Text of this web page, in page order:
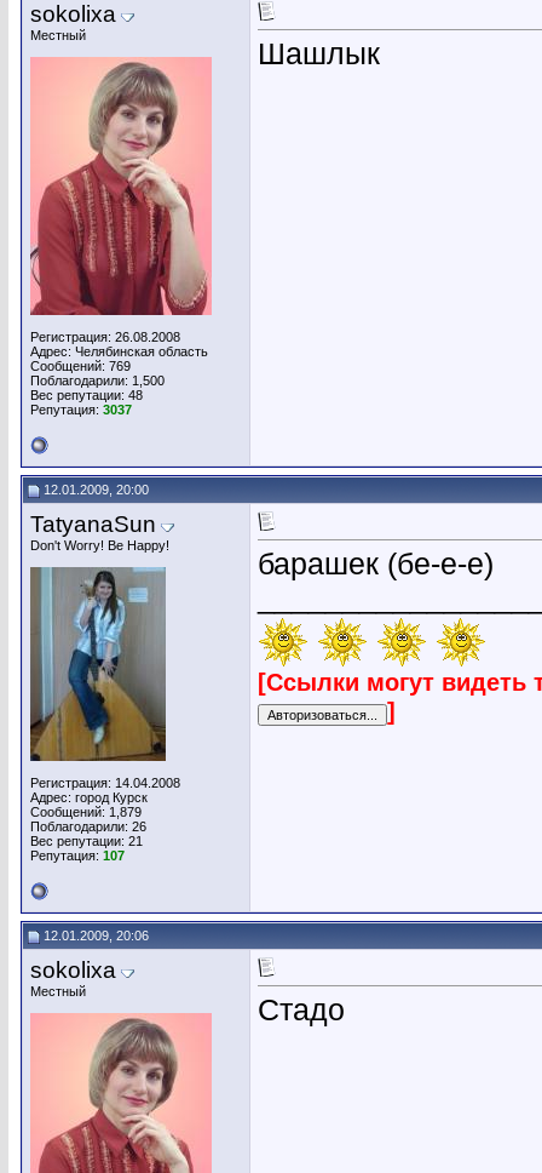
sokolixa
Местный
Регистрация: 26.08.2008
Адрес: Челябинская область
Сообщений: 769
Поблагодарили: 1,500
Вес репутации: 48
Репутация: 3037
Шашлык
12.01.2009, 20:00
TatyanaSun
Don't Worry! Be Happy!
Регистрация: 14.04.2008
Адрес: город Курск
Сообщений: 1,879
Поблагодарили: 26
Вес репутации: 21
Репутация: 107
барашек (бе-е-е)
[Ссылки могут видеть
]
12.01.2009, 20:06
sokolixa
Местный
Стадо